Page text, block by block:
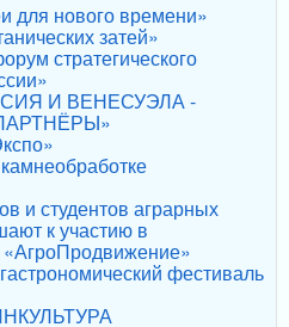
для нового времени»
затей»
стратегического
И ВЕНЕСУЭЛА -
и студентов аграрных
к участию в
фестиваль